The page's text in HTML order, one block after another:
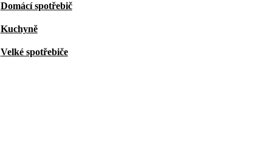
Domácí spotřebič
Kuchyně
Velké spotřebiče